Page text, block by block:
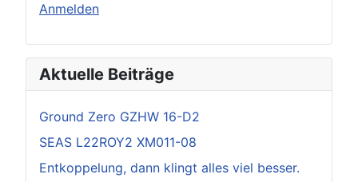
Anmelden
Aktuelle Beiträge
Ground Zero GZHW 16-D2
SEAS L22ROY2 XM011-08
Entkoppelung, dann klingt alles viel besser.